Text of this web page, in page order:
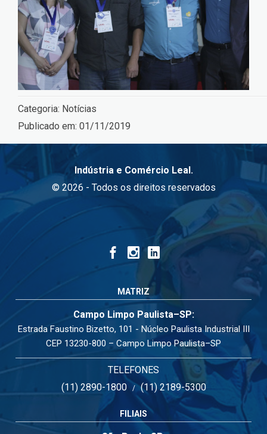
Categoria: Notícias
Publicado em: 01/11/2019
Indústria e Comércio Leal.
© 2026 - Todos os direitos reservados
MATRIZ
Campo Limpo Paulista–SP:
Estrada Faustino Bizetto, 101 - Núcleo Paulista Industrial III
CEP 13230-800 – Campo Limpo Paulista–SP
TELEFONES
(11) 2890-1800/(11) 2189-5300
FILIAIS